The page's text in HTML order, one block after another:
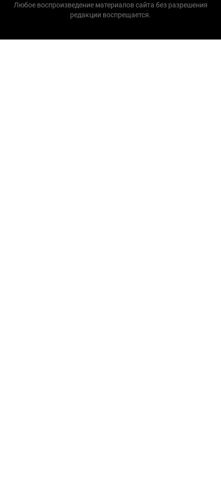
Любое воспроизведение материалов сайта без разрешения
редакции воспрещается.